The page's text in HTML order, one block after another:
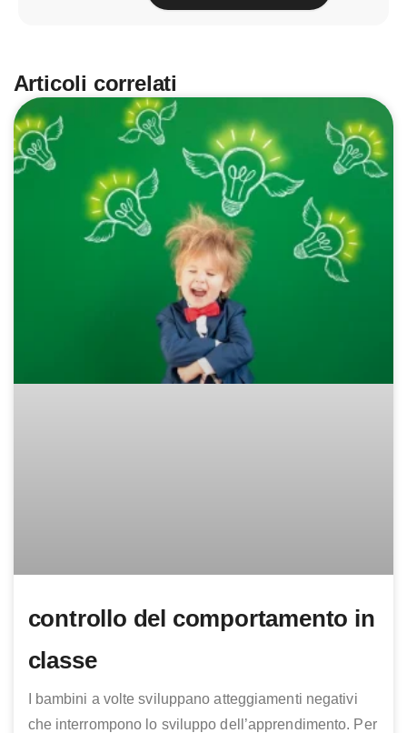
Articoli correlati
controllo del comportamento in
classe
I bambini a volte sviluppano atteggiamenti negativi
che interrompono lo sviluppo dell’apprendimento. Per